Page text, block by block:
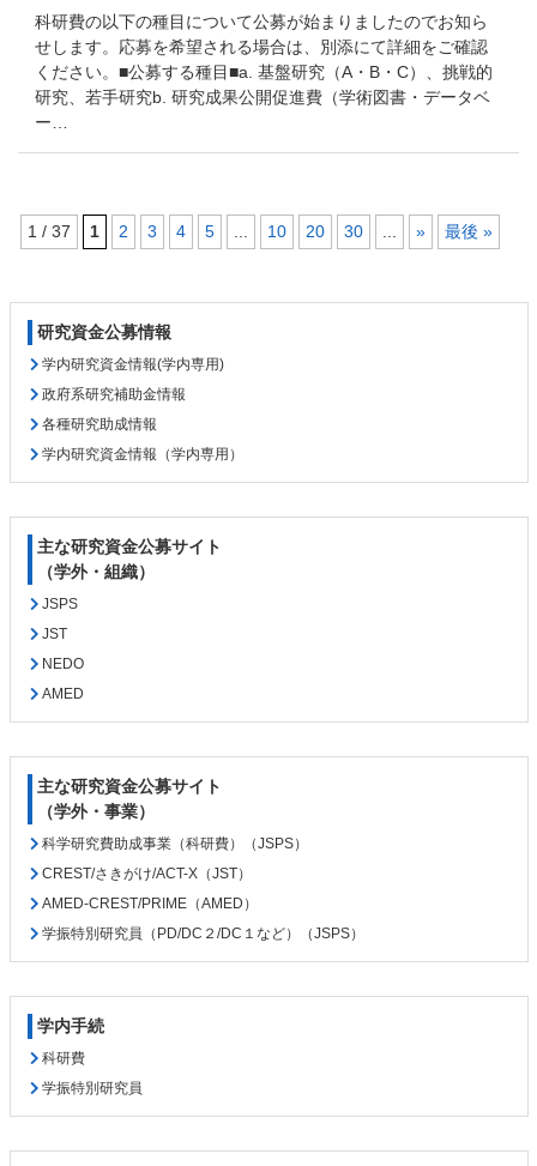
科研費の以下の種目について公募が始まりましたのでお知ら
せします。応募を希望される場合は、別添にて詳細をご確認
ください。■公募する種目■a. 基盤研究（A・B・C）、挑戦的
研究、若手研究b. 研究成果公開促進費（学術図書・データベ
ー…
1 / 37 1 2 3 4 5 ... 10 20 30 ... »
最後 »
頭
へ
研究資金公募情報
学内研究資金情報(学内専用)
政府系研究補助金情報
各種研究助成情報
学内研究資金情報（学内専用）
主な研究資金公募サイト
（学外・組織）
JSPS
JST
NEDO
AMED
主な研究資金公募サイト
（学外・事業）
科学研究費助成事業（科研費）（JSPS）
CREST/さきがけ/ACT-X（JST）
AMED-CREST/PRIME（AMED）
学振特別研究員（PD/DC２/DC１など）（JSPS）
学内手続
科研費
学振特別研究員